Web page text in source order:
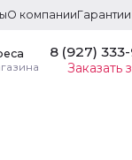
О компании
8 (927)
Заказать